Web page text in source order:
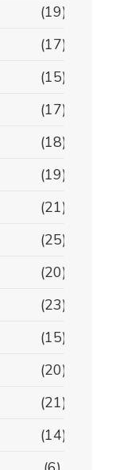
(19)
(17)
(15)
(17)
(18)
(19)
(21)
(25)
(20)
(23)
(15)
(20)
(21)
(14)